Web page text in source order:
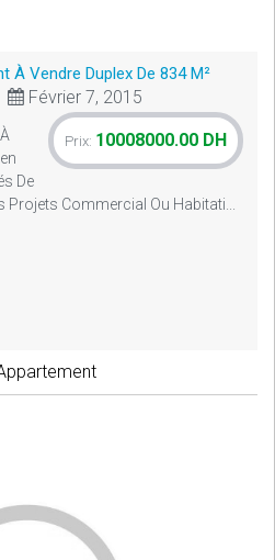
À Vendre Duplex De 834 M²
Février 7, 2015
Prix: 10008000.00 DH
De
Commercial Ou Habitati...